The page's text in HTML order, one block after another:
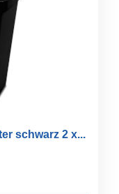
schwarz 2 x...